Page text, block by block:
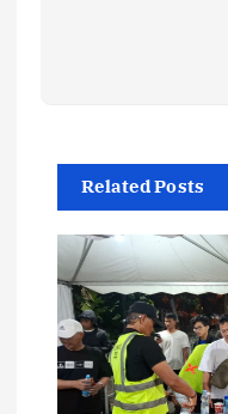
Related Posts